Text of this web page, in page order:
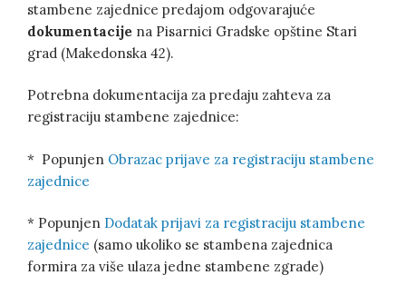
stambene zajednice predajom odgovarajuće
dokumentacije na Pisarnici Gradske opštine Stari
grad (Makedonska 42).
Potrebna dokumentacija za predaju zahteva za
registraciju stambene zajednice:
* Popunjen Obrazac prijave za registraciju stambene
zajednice
* Popunjen Dodatak prijavi za registraciju stambene
zajednice (samo ukoliko se stambena zajednica
formira za više ulaza jedne stambene zgrade)